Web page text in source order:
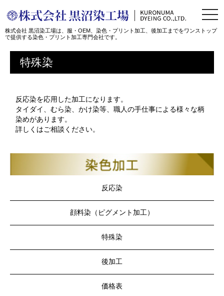
株式会社 黒沼染工場は、服・OEM、染色・プリント加工、後加工までをワンストップ
で提供する染色・プリント加工専門会社です。
特殊染
反応染を応用した加工になります。
タイダイ、むら染、かけ染等、職人の手仕事による様々な柄
染めがあります。
詳しくはご相談ください。
反応染
顔料染（ピグメント加工）
特殊染
後加工
価格表